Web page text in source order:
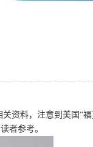
关资料，注意到美国“
者参考。